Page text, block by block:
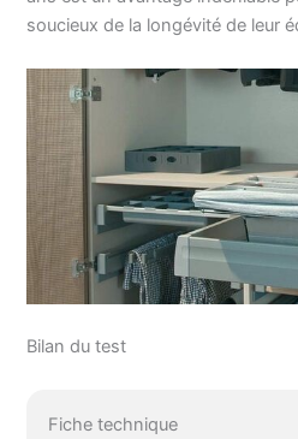
soucieux de la longévité de leur
Bilan du test
Fiche technique